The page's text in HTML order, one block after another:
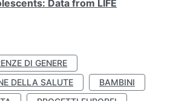
Data from LIFE
DI GENERE
DELLA SALUTE
BAMBINI